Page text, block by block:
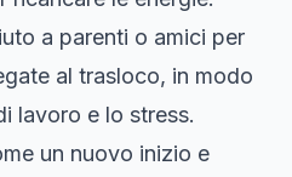
a parenti o amici per
al trasloco, in modo
lavoro e lo stress.
un nuovo inizio e